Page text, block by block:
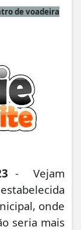
de voadeira
- Vejam
onde
seria mais